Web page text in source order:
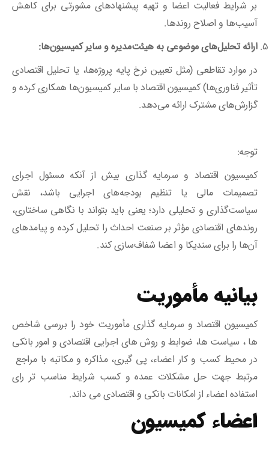
بر شرایط فعالیت اعضا و تهیه پیشنهادهای مشورتی برای کاهش
آسیب‌ها و اصلاح روندها.
ارائه تحلیل‌های موضوعی به هیئت‌مدیره و سایر کمیسیون‌ها:
در موارد تقاطعی (مثل تعیین نرخ پایه پروژه‌ها، یا تحلیل اقتصادی
تأثیر فناوری‌ها) کمیسیون اقتصاد با سایر کمیسیون‌ها همکاری کرده و
گزارش‌های مشترک ارائه می‌دهد.
توجه:
کمیسیون اقتصاد و سرمایه گذاری بیش از آنکه مسئول اجرای
تصمیمات مالی یا تنظیم بودجه‌های اجرایی باشد، نقش
سیاست‌گذاری و تحلیلی دارد؛ یعنی باید بتواند با نگاهی ساختاری،
روندهای اقتصادی مؤثر بر صنعت احداث را تحلیل کرده و پیامدهای
آن‌ها را برای سندیکا و اعضا شفاف‌سازی کند.
بیانیه مأموریت
کمیسیون اقتصاد و سرمایه گذاری مأموریت خود را بررسی شاخص
ها ، سیاست ها، ضوابط و روش های اجرایی اقتصادی و امور بانکی
در محیط کسب و کار اعضاء، پی گیری، مذاکره و مکاتبه با مراجع
مرتبط جهت حل مشکلات عمده و کسب شرایط مناسب تر رای
استفاده اعضاء از امکانات بانکی و اقتصادی می داند.
اعضاء کمیسیون